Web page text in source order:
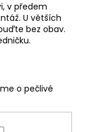
v předem
U větších
bez obav.
o pečlivé